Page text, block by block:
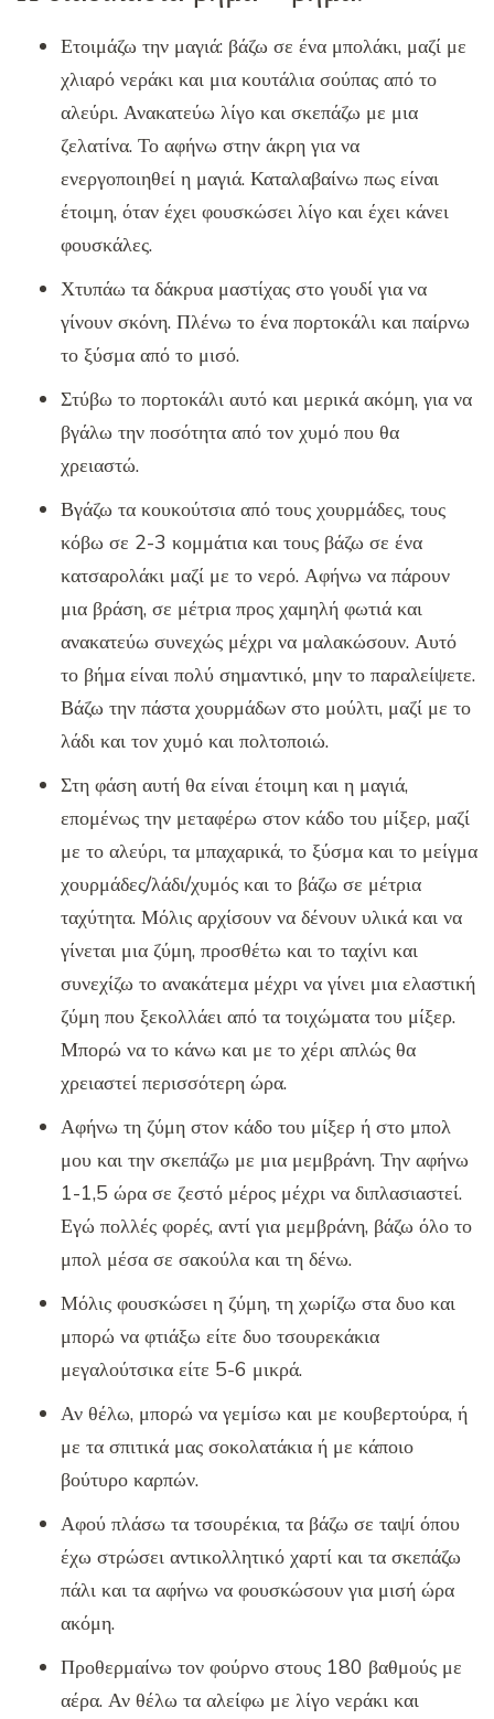
Ετοιμάζω την μαγιά: βάζω σε ένα μπολάκι, μαζί με
χλιαρό νεράκι και μια κουτάλια σούπας από το
αλεύρι. Ανακατεύω λίγο και σκεπάζω με μια
ζελατίνα. Το αφήνω στην άκρη για να
ενεργοποιηθεί η μαγιά. Καταλαβαίνω πως είναι
έτοιμη, όταν έχει φουσκώσει λίγο και έχει κάνει
φουσκάλες.
Χτυπάω τα δάκρυα μαστίχας στο γουδί για να
γίνουν σκόνη. Πλένω το ένα πορτοκάλι και παίρνω
το ξύσμα από το μισό.
Στύβω το πορτοκάλι αυτό και μερικά ακόμη, για να
βγάλω την ποσότητα από τον χυμό που θα
χρειαστώ.
Βγάζω τα κουκούτσια από τους χουρμάδες, τους
κόβω σε 2-3 κομμάτια και τους βάζω σε ένα
κατσαρολάκι μαζί με το νερό. Αφήνω να πάρουν
μια βράση, σε μέτρια προς χαμηλή φωτιά και
ανακατεύω συνεχώς μέχρι να μαλακώσουν. Αυτό
το βήμα είναι πολύ σημαντικό, μην το παραλείψετε.
Βάζω την πάστα χουρμάδων στο μούλτι, μαζί με το
λάδι και τον χυμό και πολτοποιώ.
Στη φάση αυτή θα είναι έτοιμη και η μαγιά,
επομένως την μεταφέρω στον κάδο του μίξερ, μαζί
με το αλεύρι, τα μπαχαρικά, το ξύσμα και το μείγμα
χουρμάδες/λάδι/χυμός και το βάζω σε μέτρια
ταχύτητα. Μόλις αρχίσουν να δένουν υλικά και να
γίνεται μια ζύμη, προσθέτω και το ταχίνι και
συνεχίζω το ανακάτεμα μέχρι να γίνει μια ελαστική
ζύμη που ξεκολλάει από τα τοιχώματα του μίξερ.
Μπορώ να το κάνω και με το χέρι απλώς θα
χρειαστεί περισσότερη ώρα.
Αφήνω τη ζύμη στον κάδο του μίξερ ή στο μπολ
μου και την σκεπάζω με μια μεμβράνη. Την αφήνω
1-1,5 ώρα σε ζεστό μέρος μέχρι να διπλασιαστεί.
Εγώ πολλές φορές, αντί για μεμβράνη, βάζω όλο το
μπολ μέσα σε σακούλα και τη δένω.
Μόλις φουσκώσει η ζύμη, τη χωρίζω στα δυο και
μπορώ να φτιάξω είτε δυο τσουρεκάκια
μεγαλούτσικα είτε 5-6 μικρά.
Αν θέλω, μπορώ να γεμίσω και με κουβερτούρα, ή
με τα σπιτικά μας σοκολατάκια ή με κάποιο
βούτυρο καρπών.
Αφού πλάσω τα τσουρέκια, τα βάζω σε ταψί όπου
έχω στρώσει αντικολλητικό χαρτί και τα σκεπάζω
πάλι και τα αφήνω να φουσκώσουν για μισή ώρα
ακόμη.
Προθερμαίνω τον φούρνο στους 180 βαθμούς με
αέρα. Αν θέλω τα αλείφω με λίγο νεράκι και